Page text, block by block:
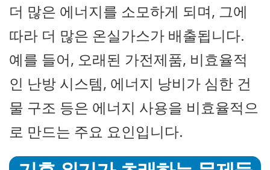
더 많은 에너지를 소모하게 되며, 그에
따라 더 많은 온실가스가 배출됩니다.
예를 들어, 오래된 가전제품, 비효율적
인 난방 시스템, 에너지 낭비가 심한 건
물 구조 등은 에너지 사용을 비효율적으
로 만드는 주요 요인입니다.